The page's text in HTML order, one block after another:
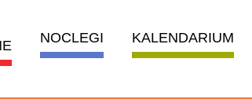
NOCLEGI KALENDARIUM